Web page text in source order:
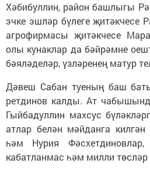
Хәбибуллин, район башлыгы
эчке эшләр бүлеге җитәкчесе
агрофирмасы җитәкчесе
олы кунаклар да бәй­рәмне
бәяләделәр, үз­ләренең матур
Дәвеш Сабан туеның баш
ретдинов калды. Ат
Гыйбадуллин махсус
атлар белән мәй­данга
һәм Нурия
кабатланмас һәм милли төсләр